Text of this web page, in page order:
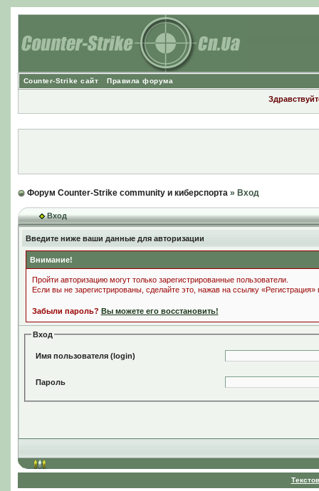
Counter-Strike сайт Правила форума
Форум Counter-Strike community и киберспорта» Вход
Вход
Введите ниже ваши данные для авторизации
Внимание!
Пройти авторизацию могут только зарегистрированные пользователи.
Если вы не зарегистрированы, сделайте это, нажав на ссылку
Забыли пароль? Вы можете его восстановить!
Вход
Имя пользователя (login)
Пароль